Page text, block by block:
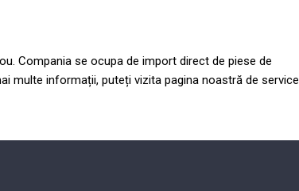
Compania se ocupa de import direct de piese de
multe informații, puteți vizita pagina noastră de service